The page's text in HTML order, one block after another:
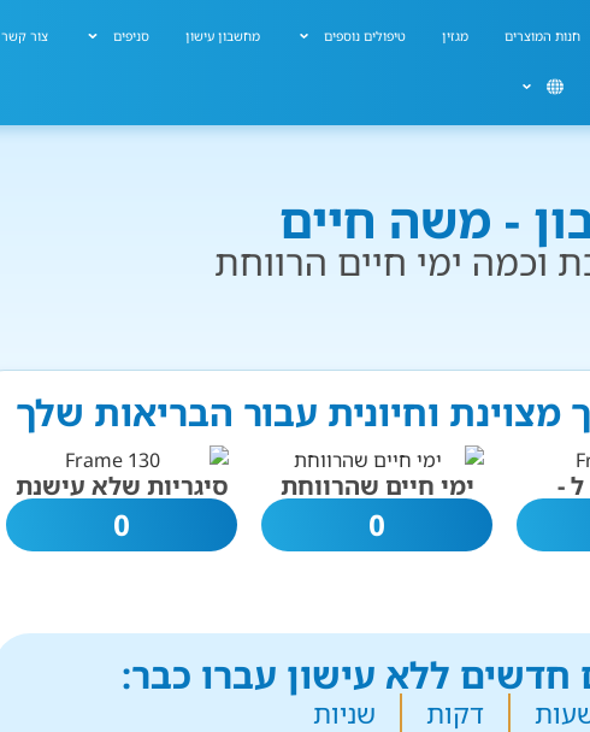
חנות המוצרים מגזין טיפולים נוספים מחשבון עישון סניפים צור קשר
- משה חיים
וכמה ימי חיים הרווחת
וחיונית עבור הבריאות שלך
ל - ימי חיים שהרווחת
0
סיגריות שלא עישנת
0
ללא עישון עברו כבר:
דקות שניות